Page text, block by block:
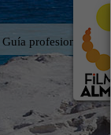
Guía profesional